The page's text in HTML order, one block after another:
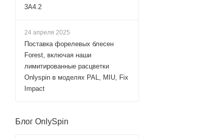
3А4.2
24 апреля 2025
Поставка форелевых блесен
Forest, включая наши
лимитированные расцветки
Onlyspin в моделях PAL, MIU, Fix
Impact
Блог OnlySpin